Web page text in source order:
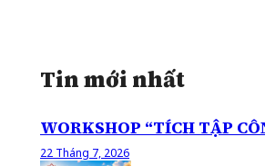
Tin mới nhất
WORKSHOP “TÍCH TẬP
22 Tháng 7, 2026